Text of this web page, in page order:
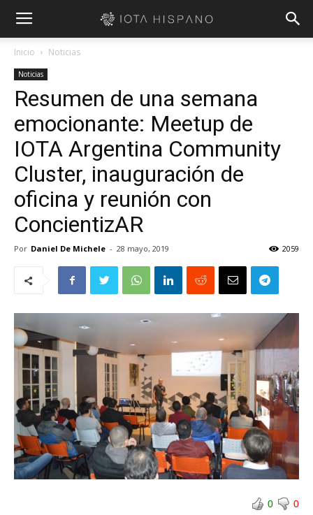
Inicio Noticias
Noticias
Resumen de una semana
emocionante: Meetup de
IOTA Argentina Community
Cluster, inauguración de
oficina y reunión con
ConcientizAR
Por Daniel De Michele - 28 mayo, 2019 2059
0 0